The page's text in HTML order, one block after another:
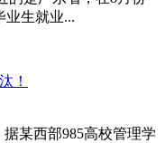
业生就业...
某西部985高校管理学